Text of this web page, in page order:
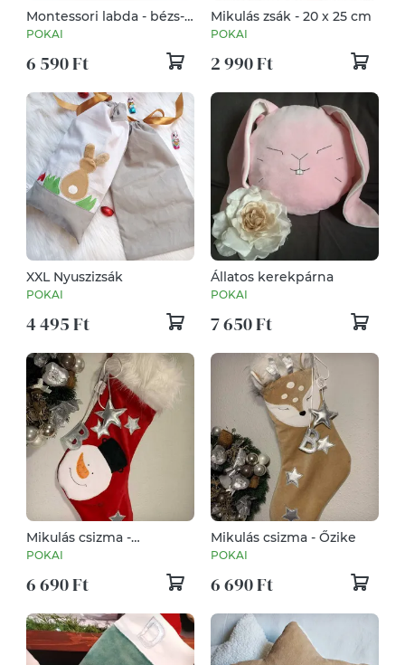
Montessori labda - bézs-
sárga, 17 cm
POKAI
6 590 Ft
Mikulás zsák - 20 x 25 cm
POKAI
2 990 Ft
XXL Nyuszizsák
POKAI
4 495 Ft
Állatos kerekpárna
POKAI
7 650 Ft
Mikulás csizma -
Hóember
POKAI
6 690 Ft
Mikulás csizma - Őzike
POKAI
6 690 Ft